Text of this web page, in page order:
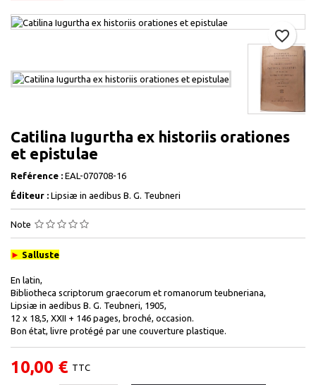
Catilina Iugurtha ex historiis orationes
et epistulae
Reférence : EAL-070708-16
Éditeur : Lipsiæ in aedibus B. G. Teubneri
Note
► Salluste
En latin,
Bibliotheca scriptorum graecorum et romanorum teubneriana,
Lipsiæ in aedibus B. G. Teubneri, 1905,
12 x 18,5, XXII + 146 pages, broché, occasion.
Bon état, livre protégé par une couverture plastique.
10,00 € TTC
favorite_border